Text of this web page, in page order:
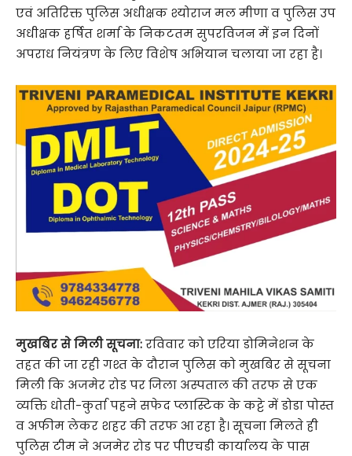
एवं अतिरिक्त पुलिस अधीक्षक श्योराज मल मीणा व पुलिस उप
अधीक्षक हर्षित शर्मा के निकटतम सुपरविजन में इन दिनों
अपराध नियंत्रण के लिए विशेष अभियान चलाया जा रहा है।
मुखबिर से मिली सूचना:रविवार को एरिया डोमिनेशन के
तहत की जा रही गश्त के दौरान पुलिस को मुखबिर से सूचना
मिली कि अजमेर रोड पर जिला अस्पताल की तरफ से एक
व्यक्ति धोती-कुर्ता पहने सफेद प्लास्टिक के कट्टे में डोडा पोस्त
व अफीम लेकर शहर की तरफ आ रहा है। सूचना मिलते ही
पुलिस टीम ने अजमेर रोड पर पीएचडी कार्यालय के पास